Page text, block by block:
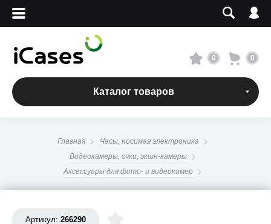
Вход
Сервисный центр
О магазине
0 0
Каталог товаров
Главная
Часы, носимая электроника
Видеокамеры, очки, экшн-камеры
Аксессуары для фото- и видеокамер
Артикул: 266290